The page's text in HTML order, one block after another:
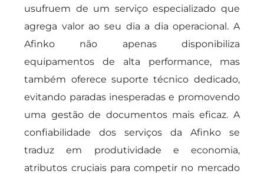
usufruem de um serviço especializado que
agrega valor ao seu dia a dia operacional. A
Afinko não apenas disponibiliza
equipamentos de alta performance, mas
também oferece suporte técnico dedicado,
evitando paradas inesperadas e promovendo
uma gestão de documentos mais eficaz. A
confiabilidade dos serviços da Afinko se
traduz em produtividade e economia,
atributos cruciais para competir no mercado